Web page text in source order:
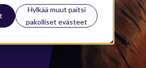
Hylkää muut paitsi
pakolliset evästeet
USB-ajurit sekä